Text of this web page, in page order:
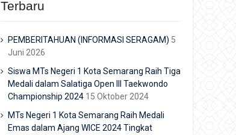
Terbaru
PEMBERITAHUAN (INFORMASI SERAGAM) 5
Juni 2026
Siswa MTs Negeri 1 Kota Semarang Raih Tiga
Medali dalam Salatiga Open III Taekwondo
Championship 2024 15 Oktober 2024
MTs Negeri 1 Kota Semarang Raih Medali
Emas dalam Ajang WICE 2024 Tingkat